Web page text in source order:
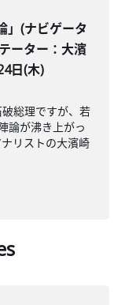
」(ナビゲータ
ーター：大濱
日(木)
総理ですが、若
論が沸き上がっ
リストの大濱崎